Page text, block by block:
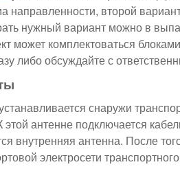
направленности, второй
нужный вариант можно в
может комплектоваться
либо обсуждайте с
снаружи
этой антенне подключается
внутренняя антенна. После
электросети